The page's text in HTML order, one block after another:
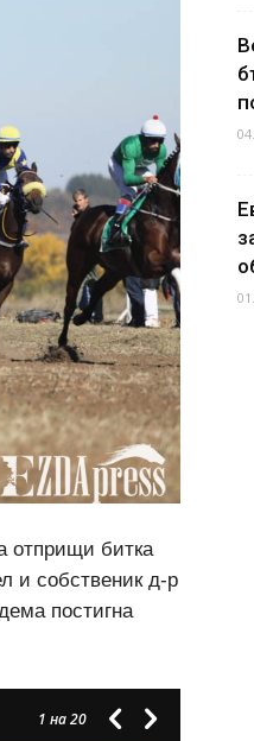
отприщи битка
и собственик д-р
постигна
1 на 20